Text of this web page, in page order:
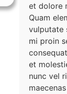
et dolore
Quam
vulputate
mi proin
et
nunc vel